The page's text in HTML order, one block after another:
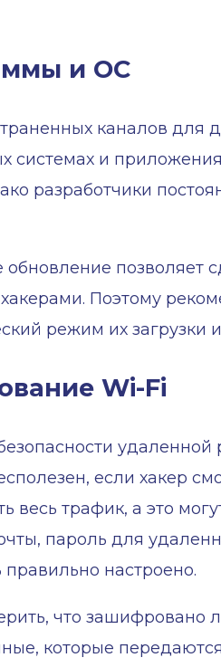
и ОС
каналов
системах и
разработчики
обновление позволяет
Поэтому
режим их загрузки
Wi-Fi
если хакер
весь трафик, а это
пароль для
настроено.
что
которые